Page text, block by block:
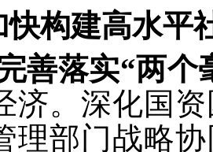
快构建高水平
善落实“两个
济。深化国
理部门战略